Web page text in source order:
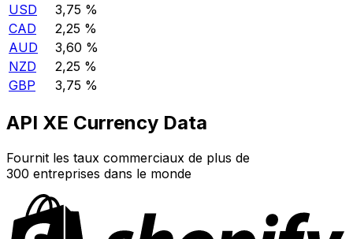
USD
3,75 %
CAD
2,25 %
AUD
3,60 %
NZD
2,25 %
GBP
3,75 %
API XE Currency Data
Fournit les taux commerciaux de plus de
300 entreprises dans le monde